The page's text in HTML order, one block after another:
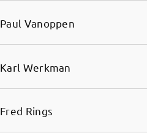
Paul Vanoppen
Karl Werkman
Fred Rings